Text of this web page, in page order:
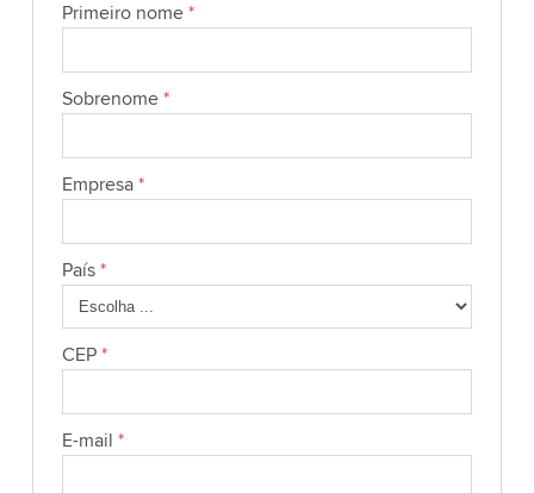
Primeiro nome *
Sobrenome *
Empresa *
País *
CEP *
E-mail *